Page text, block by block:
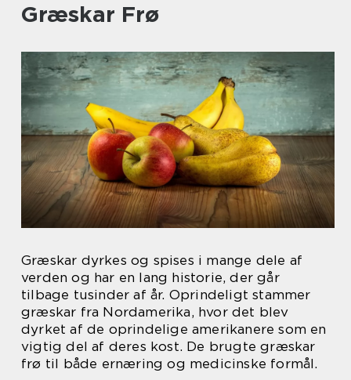
Græskar Frø
Græskar dyrkes og spises i mange dele af
verden og har en lang historie, der går
tilbage tusinder af år. Oprindeligt stammer
græskar fra Nordamerika, hvor det blev
dyrket af de oprindelige amerikanere som en
vigtig del af deres kost. De brugte græskar
frø til både ernæring og medicinske formål.